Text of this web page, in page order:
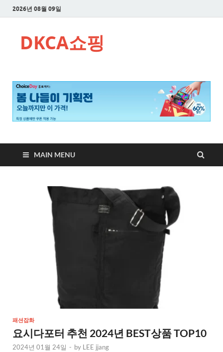
2026년 08월 09일
DKCA쇼핑
MAIN MENU
패션잡화
요시다포터 추천 2024년 BEST상품 TOP10
2024년 01월 24일 - by LEE jjang